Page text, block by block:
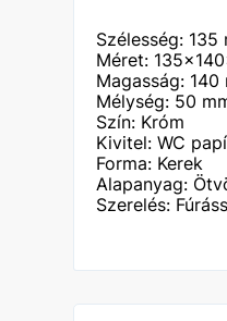
Szélesség: 135
Méret:
Magasság: 140
Mélység: 50
Szín: Króm
Kivitel: WC
Forma: Kerek
Alapanyag:
Szerelés: